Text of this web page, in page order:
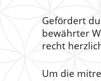
Gefördert
bewährter
recht
Um die